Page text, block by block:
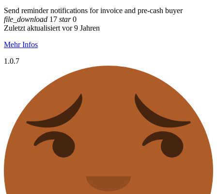
Send reminder notifications for invoice and pre-cash buyer
file_download 17 star0
Zuletzt aktualisiert vor 9 Jahren
Mehr Infos
1.0.7